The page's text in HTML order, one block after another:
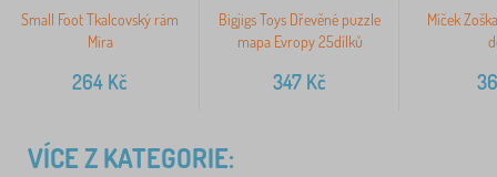
Small Foot Tkalcovský rám
Mira
264 Kč
Bigjigs Toys Dřevěné puzzle
mapa Evropy 25dílků
347 Kč
Míček
36
VÍCE Z KATEGORIE: